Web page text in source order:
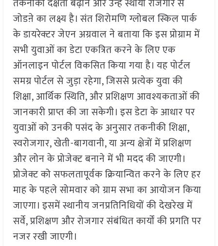
तकनीकी दक्षता बढ़ाने और उन्हें स्थायी रोजगार से
जोडऩे का लक्ष्य है। संत शिरोमणि ग्लोबल स्किल पार्क
के डायरेक्टर जेएन अग्रवाल ने बताया कि इस प्रोग्राम में
सभी युवाओं का डेटा एकत्रित करने के लिए एक
ऑनलाइन पोर्टल विकसित किया गया है। यह पोर्टल
समग्र पोर्टल से जुड़ा रहेगा, जिससे प्रत्येक युवा की
शिक्षा, आर्थिक स्थिति, और प्रशिक्षण आवश्यकताओं की
जानकारी प्राप्त की जा सकेगी। इस डेटा के आधार पर
युवाओं को उनकी पसंद के अनुसार तकनीकी शिक्षा,
स्वरोजगार, खेती-बागवानी, या अन्य क्षेत्रों में प्रशिक्षण
और लोन के प्रोजेक्ट बनाने में भी मदद की जाएगी।
प्रोजेक्ट को सफलतापूर्वक क्रियान्वित करने के लिए हर
माह के पहले सोमवार को ग्राम सभा का आयोजन किया
जाएगा। इसमें स्थानीय जनप्रतिनिधियों की देखरेख में
सर्वे, प्रशिक्षण और रोजगार संबंधित कार्यों की प्रगति पर
नजर रखी जाएगी।